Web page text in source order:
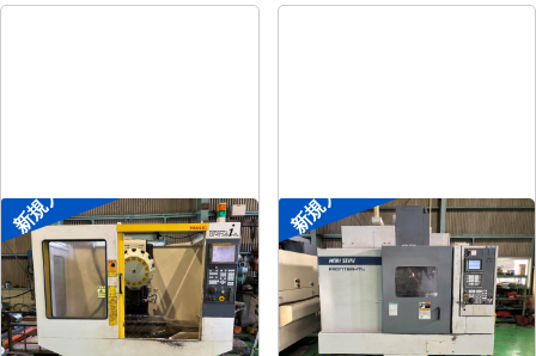
新規入荷
ドリリングセンター
メーカー ファナック
形 式α-T14iAL
年 1999
新規入荷
#4立マシニング
メーカー 森精機
形 FRONTIER-MⅡ/40
年